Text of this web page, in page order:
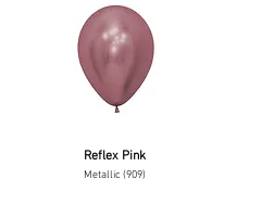
Reflex Pink
Metallic (909)